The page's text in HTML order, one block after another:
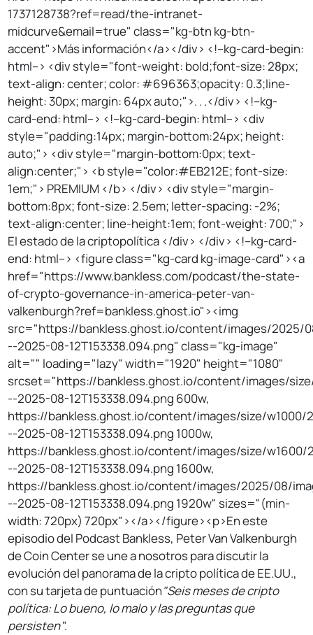
1737128738?ref=read/the-intranet-
midcurve&email=true" class="kg-btn kg-btn-
accent">Más información</a></div> <!--kg-card-begin:
html--> <div style="font-weight: bold;font-size: 28px;
text-align: center; color: #696363;opacity: 0.3;line-
height: 30px; margin: 64px auto;">. . .</div> <!--kg-
card-end: html--> <!--kg-card-begin: html--> <div
style="padding:14px; margin-bottom:24px; height:
auto;"> <div style="margin-bottom:0px; text-
align:center;"> <b style="color:#EB212E; font-size:
1em;"> PREMIUM </b> </div> <div style="margin-
bottom:8px; font-size: 2.5em; letter-spacing: -2%;
text-align:center; line-height:1em; font-weight: 700;">
El estado de la criptopolítica </div> </div> <!--kg-card-
end: html--> <figure class="kg-card kg-image-card"><a
href="https://www.bankless.com/podcast/the-state-
of-crypto-governance-in-america-peter-van-
valkenburgh?ref=bankless.ghost.io"><img
src="https://bankless.ghost.io/content/images/2025/
--2025-08-12T153338.094.png" class="kg-image"
alt="" loading="lazy" width="1920" height="1080"
srcset="https://bankless.ghost.io/content/images/
--2025-08-12T153338.094.png 600w,
https://bankless.ghost.io/content/images/size/w1000/
--2025-08-12T153338.094.png 1000w,
https://bankless.ghost.io/content/images/size/w1600/
--2025-08-12T153338.094.png 1600w,
https://bankless.ghost.io/content/images/2025/08/
--2025-08-12T153338.094.png 1920w" sizes="(min-
width: 720px) 720px"></a></figure><p>En este
episodio del Podcast Bankless, Peter Van Valkenburgh
de Coin Center se une a nosotros para discutir la
evolución del panorama de la cripto política de EE.UU.,
con su tarjeta de puntuación"Seis meses de cripto
política: Lo bueno, lo malo y las preguntas que
persisten".